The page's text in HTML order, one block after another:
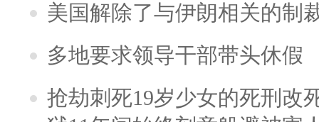
美国解除了与伊朗相关的制
多地要求领导干部带头休假
抢劫刺死19岁少女的死刑改